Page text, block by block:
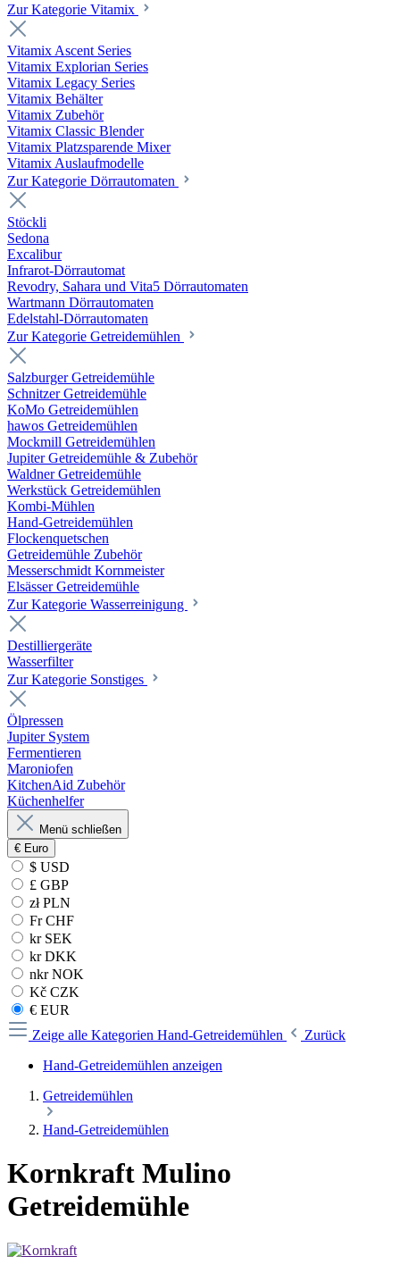
Zur Kategorie Vitamix
Vitamix Ascent Series
Vitamix Explorian Series
Vitamix Legacy Series
Vitamix Behälter
Vitamix Zubehör
Vitamix Classic Blender
Vitamix Platzsparende Mixer
Vitamix Auslaufmodelle
Zur Kategorie Dörrautomaten
Stöckli
Sedona
Excalibur
Infrarot-Dörrautomat
Revodry, Sahara und Vita5 Dörrautomaten
Wartmann Dörrautomaten
Edelstahl-Dörrautomaten
Zur Kategorie Getreidemühlen
Salzburger Getreidemühle
Schnitzer Getreidemühle
KoMo Getreidemühlen
hawos Getreidemühlen
Mockmill Getreidemühlen
Jupiter Getreidemühle & Zubehör
Waldner Getreidemühle
Werkstück Getreidemühlen
Kombi-Mühlen
Hand-Getreidemühlen
Flockenquetschen
Getreidemühle Zubehör
Messerschmidt Kornmeister
Elsässer Getreidemühle
Zur Kategorie Wasserreinigung
Destilliergeräte
Wasserfilter
Zur Kategorie Sonstiges
Ölpressen
Jupiter System
Fermentieren
Maroniofen
KitchenAid Zubehör
Küchenhelfer
Menü schließen
€ Euro
$ USD
£ GBP
zł PLN
Fr CHF
kr SEK
kr DKK
nkr NOK
Kč CZK
€ EUR
Zeige alle Kategorien Hand-Getreidemühlen
Zurück
Hand-Getreidemühlen anzeigen
Getreidemühlen
Hand-Getreidemühlen
Kornkraft Mulino
Getreidemühle